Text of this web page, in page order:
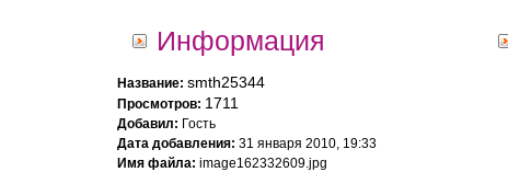
Информация
Название: smth25344
Просмотров: 1711
Добавил: Гость
Дата добавления: 31 января 2010, 19:33
Имя файла: image162332609.jpg